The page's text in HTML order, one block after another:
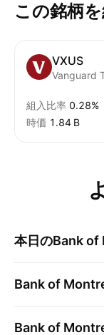
この銘柄
VXUS
組入比率 0.28%
時価 ‪1.84 B‬
本日のBank of
Bank of
Bank of